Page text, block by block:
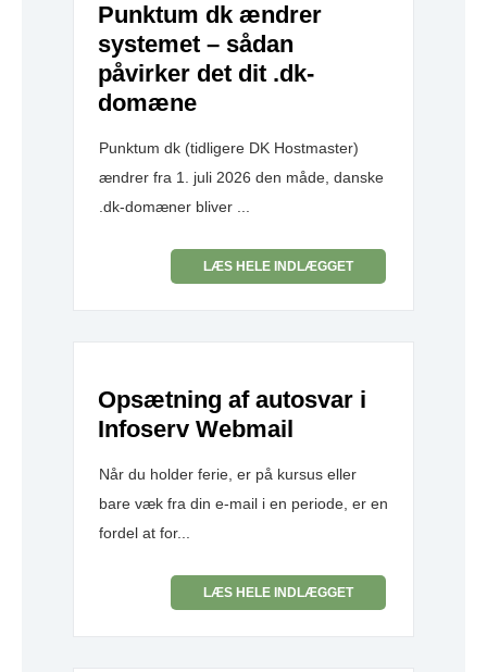
Punktum dk ændrer
systemet – sådan
påvirker det dit .dk-
domæne
Punktum dk (tidligere DK Hostmaster)
ændrer fra 1. juli 2026 den måde, danske
.dk-domæner bliver ...
LÆS HELE INDLÆGGET
Opsætning af autosvar i
Infoserv Webmail
Når du holder ferie, er på kursus eller
bare væk fra din e-mail i en periode, er en
fordel at for...
LÆS HELE INDLÆGGET